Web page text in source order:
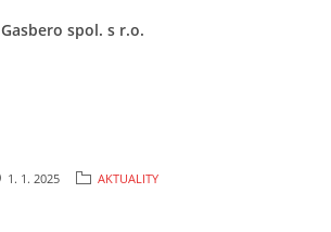
Gasbero spol. s r.o.
1. 1. 2025 AKTUALITY